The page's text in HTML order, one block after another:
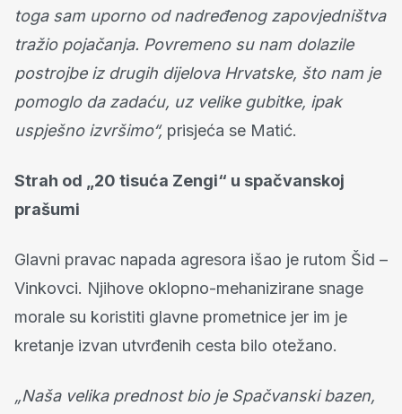
toga sam uporno od nadređenog zapovjedništva
tražio pojačanja. Povremeno su nam dolazile
postrojbe iz drugih dijelova Hrvatske, što nam je
pomoglo da zadaću, uz velike gubitke, ipak
uspješno izvršimo“, prisjeća se Matić.
Strah od „20 tisuća Zengi“ u spačvanskoj
prašumi
Glavni pravac napada agresora išao je rutom Šid –
Vinkovci. Njihove oklopno-mehanizirane snage
morale su koristiti glavne prometnice jer im je
kretanje izvan utvrđenih cesta bilo otežano.
„Naša velika prednost bio je Spačvanski bazen,